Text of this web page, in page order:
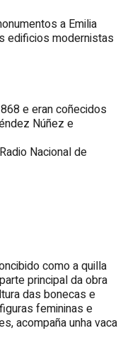
a Emilia
edificios modernistas
e eran coñecidos
Núñez e
Nacional de
como a quilla
principal da obra
das bonecas e
femininas e
acompaña unha vaca